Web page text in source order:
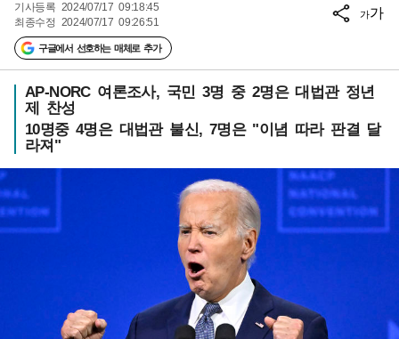
기사등록 2024/07/17 09:18:45
최종수정 2024/07/17 09:26:51
구글에서 선호하는 매체로 추가
가가
AP-NORC 여론조사, 국민 3명 중 2명은 대법관 정년
제 찬성
10명중 4명은 대법관 불신, 7명은 "이념 따라 판결 달
라져"